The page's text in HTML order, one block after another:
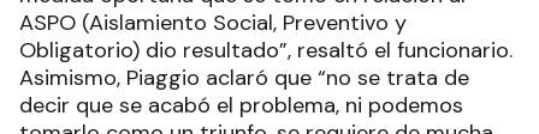
ASPO (Aislamiento Social, Preventivo y
Obligatorio) dio resultado”, resaltó el funcionario.
Asimismo, Piaggio aclaró que “no se trata de
decir que se acabó el problema, ni podemos